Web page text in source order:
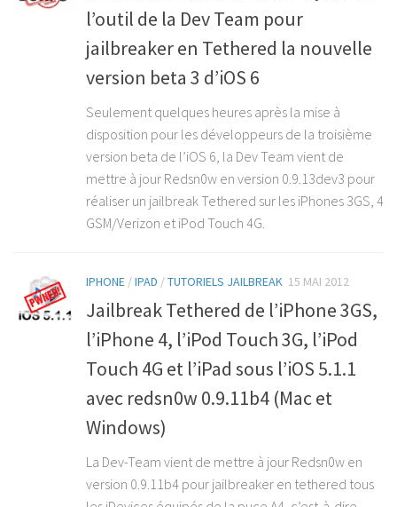
l’outil de la Dev Team pour
jailbreaker en Tethered la nouvelle
version beta 3 d’iOS 6
Seulement quelques heures après la mise à
disposition pour les développeurs de la troisième
version beta de l’iOS 6, la Dev Team vient de
mettre à jour Redsn0w en version 0.9.13dev3 pour
réaliser un jailbreak Tethered sur les iPhones 3GS, 4
GSM/Verizon et iPod Touch 4G.
IPHONE /IPAD /TUTORIELS JAILBREAK 15 MAI 2012
Jailbreak Tethered de l’iPhone 3GS,
l’iPhone 4, l’iPod Touch 3G, l’iPod
Touch 4G et l’iPad sous l’iOS 5.1.1
avec redsn0w 0.9.11b4 (Mac et
Windows)
La Dev-Team vient de mettre à jour Redsn0w en
version 0.9.11b4 pour jailbreaker en tethered tous